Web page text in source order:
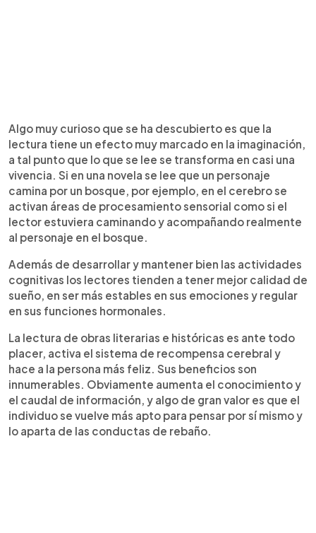
Algo muy curioso que se ha descubierto es que la
lectura tiene un efecto muy marcado en la imaginación,
a tal punto que lo que se lee se transforma en casi una
vivencia. Si en una novela se lee que un personaje
camina por un bosque, por ejemplo, en el cerebro se
activan áreas de procesamiento sensorial como si el
lector estuviera caminando y acompañando realmente
al personaje en el bosque.
Además de desarrollar y mantener bien las actividades
cognitivas los lectores tienden a tener mejor calidad de
sueño, en ser más estables en sus emociones y regular
en sus funciones hormonales.
La lectura de obras literarias e históricas es ante todo
placer, activa el sistema de recompensa cerebral y
hace a la persona más feliz. Sus beneficios son
innumerables. Obviamente aumenta el conocimiento y
el caudal de información, y algo de gran valor es que el
individuo se vuelve más apto para pensar por sí mismo y
lo aparta de las conductas de rebaño.